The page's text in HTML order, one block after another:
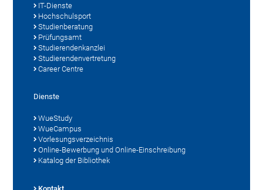
IT-Dienste
Hochschulsport
Studienberatung
Prüfungsamt
Studierendenkanzlei
Studierendenvertretung
Career Centre
Dienste
WueStudy
WueCampus
Vorlesungsverzeichnis
Online-Bewerbung und Online-Einschreibung
Katalog der Bibliothek